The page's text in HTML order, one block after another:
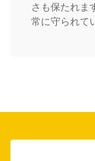
さも保たれま
常に守られて